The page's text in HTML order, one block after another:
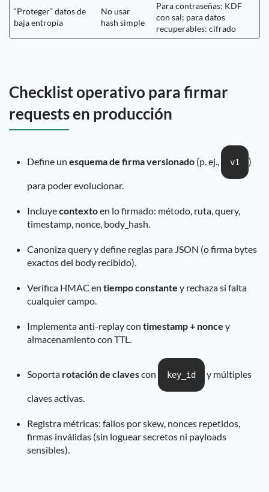
“Proteger” datos de
baja entropía
No usar
hash simple
Para contraseñas: KDF
con sal; para datos
recuperables: cifrado
Checklist operativo para firmar
requests en producción
Define un esquema de firma versionado (p. ej., v1 )
para poder evolucionar.
Incluyecontextoen lo firmado: método, ruta, query,
timestamp, nonce, body_hash.
Canoniza query y define reglas para JSON (o firma bytes
exactos del body recibido).
Verifica HMAC en tiempo constante y rechaza si falta
cualquier campo.
Implementa anti-replay con timestamp + nonce y
almacenamiento con TTL.
Soporta rotación de clavescon key_id y múltiples
claves activas.
Registra métricas: fallos por skew, nonces repetidos,
firmas inválidas (sin loguear secretos ni payloads
sensibles).